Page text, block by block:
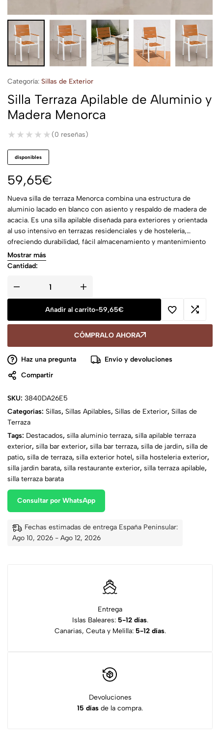
Categoría: Sillas de Exterior
Silla Terraza Apilable de Aluminio y
Madera Menorca
★★★★★
★★★★★ (0 reseñas)
disponibles
59,65€
Nueva silla de terraza Menorca combina una estructura de
aluminio lacado en blanco con asiento y respaldo de madera de
acacia. Es una silla apilable diseñada para exteriores y orientada
al uso intensivo en terrazas residenciales y de hostelería,
ofreciendo durabilidad, fácil almacenamiento y mantenimiento
reducido.
Mostrar más
Cantidad:
Añadir al carrito-59,65€
CÓMPRALO AHORA
Haz una pregunta
Envío y devoluciones
Compartir
SKU: 3840DA26E5
Categorías: Sillas, Sillas Apilables, Sillas de Exterior, Sillas de
Terraza
Tags: Destacados, silla aluminio terraza, silla apilable terraza
exterior, silla bar exterior, silla bar terraza, silla de jardin, silla de
patio, silla de terraza, silla exterior hotel, silla hosteleria exterior,
silla jardin barata, silla restaurante exterior, silla terraza apilable,
silla terraza barata
Consultar por WhatsApp
Fechas estimadas de entrega España Peninsular:
Ago 10, 2026 - Ago 12, 2026
Entrega
Islas Baleares: 5-12 días.
Canarias, Ceuta y Melilla: 5-12 días.
Devoluciones
15 días de la compra.